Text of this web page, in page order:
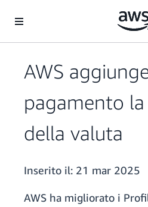
AWS
pagamento
della valuta
Inserito il: 21 mar 2025
AWS ha migliorato i